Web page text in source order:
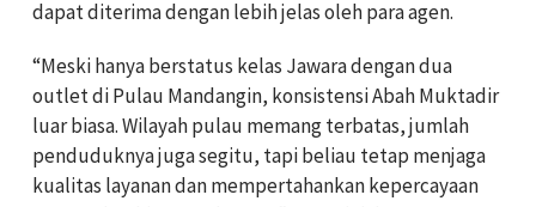
dapat diterima dengan lebih jelas oleh para agen.
“Meski hanya berstatus kelas Jawara dengan dua
outlet di Pulau Mandangin, konsistensi Abah Muktadir
luar biasa. Wilayah pulau memang terbatas, jumlah
penduduknya juga segitu, tapi beliau tetap menjaga
kualitas layanan dan mempertahankan kepercayaan